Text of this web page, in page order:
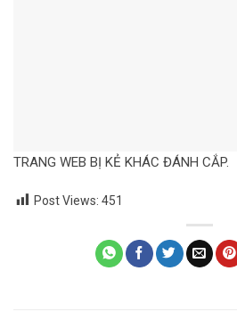
TRANG WEB BỊ KẺ KHÁC ĐÁNH CẮP.
Post Views: 451